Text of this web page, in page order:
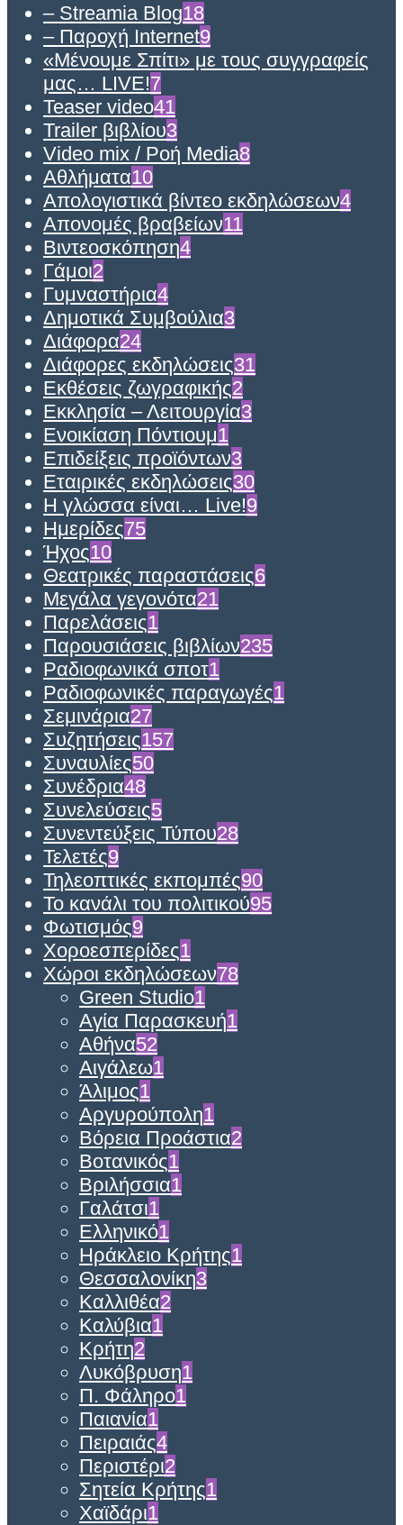
– Streamia Blog18
– Παροχή Internet9
«Μένουμε Σπίτι» με τους συγγραφείς
μας… LIVE!7
Teaser video41
Trailer βιβλίου3
Video mix / Ροή Media8
Αθλήματα10
Απολογιστικά βίντεο εκδηλώσεων4
Απονομές βραβείων11
Βιντεοσκόπηση4
Γάμοι2
Γυμναστήρια4
Δημοτικά Συμβούλια3
Διάφορα24
Διάφορες εκδηλώσεις31
Εκθέσεις ζωγραφικής2
Εκκλησία – Λειτουργία3
Ενοικίαση Πόντιουμ1
Επιδείξεις προϊόντων3
Εταιρικές εκδηλώσεις30
Η γλώσσα είναι… Live!9
Ημερίδες75
Ήχος10
Θεατρικές παραστάσεις6
Μεγάλα γεγονότα21
Παρελάσεις1
Παρουσιάσεις βιβλίων235
Ραδιοφωνικά σποτ1
Ραδιοφωνικές παραγωγές1
Σεμινάρια27
Συζητήσεις157
Συναυλίες50
Συνέδρια48
Συνελεύσεις5
Συνεντεύξεις Τύπου28
Τελετές9
Τηλεοπτικές εκπομπές90
Το κανάλι του πολιτικού95
Φωτισμός9
Χοροεσπερίδες1
Χώροι εκδηλώσεων78
Green Studio1
Αγία Παρασκευή1
Αθήνα52
Αιγάλεω1
Άλιμος1
Αργυρούπολη1
Βόρεια Προάστια2
Βοτανικός1
Βριλήσσια1
Γαλάτσι1
Ελληνικό1
Ηράκλειο Κρήτης1
Θεσσαλονίκη3
Καλλιθέα2
Καλύβια1
Κρήτη2
Λυκόβρυση1
Π. Φάληρο1
Παιανία1
Πειραιάς4
Περιστέρι2
Σητεία Κρήτης1
Χαϊδάρι1